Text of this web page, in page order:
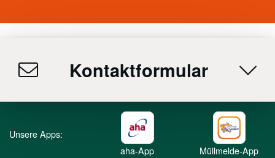
Kontaktformular
Unsere Apps:
aha-App
Müllmelde-App